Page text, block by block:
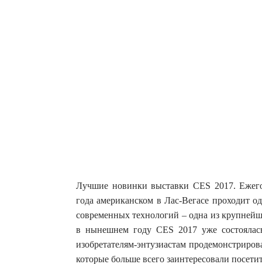
Лучшие новинки выставки CES 2017.
года американском в Лас-Вегасе проходит
современных технологий – одна из
в нынешнем году CES 2017 уже
изобретателям-энтузиастам
которые больше всего заинтересовали